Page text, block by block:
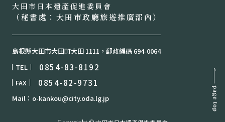
大田市日本遺產促進委員會
（秘書處：大田市政廳旅遊推廣部內）
島根縣大田市大田町大田 1111，郵政編碼 694-0064
TEL
0854-83-8192
FAX 0854-82-9731
Mail：o-kankou@city.oda.lg.jp